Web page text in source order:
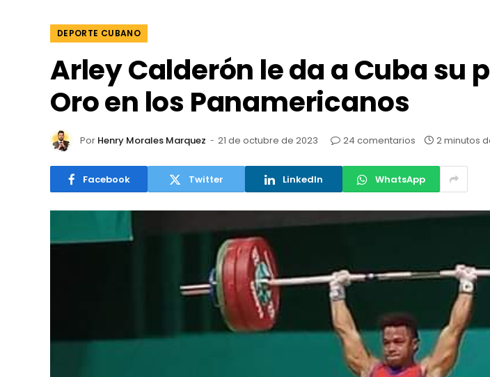
DEPORTE CUBANO
Arley Calderón le da a Cuba su
Oro en los Panamericanos
Por Henry Morales Marquez 21 de octubre de 2023 24 comentarios 2 minutos
Facebook Twitter LinkedIn WhatsApp